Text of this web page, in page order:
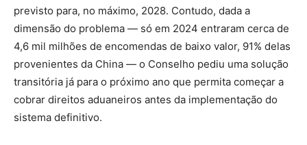
previsto para, no máximo, 2028. Contudo, dada a
dimensão do problema — só em 2024 entraram cerca de
4,6 mil milhões de encomendas de baixo valor, 91% delas
provenientes da China — o Conselho pediu uma solução
transitória já para o próximo ano que permita começar a
cobrar direitos aduaneiros antes da implementação do
sistema definitivo.